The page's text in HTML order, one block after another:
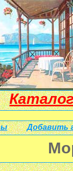
Добавить